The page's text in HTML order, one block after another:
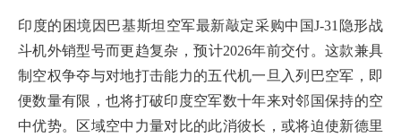
印度的困境因巴基斯坦空军最新敲定采购中国J-31隐形战
斗机外销型号而更趋复杂，预计2026年前交付。这款兼具
制空权争夺与对地打击能力的五代机一旦入列巴空军，即
便数量有限，也将打破印度空军数十年来对邻国保持的空
中优势。区域空中力量对比的此消彼长，或将迫使新德里